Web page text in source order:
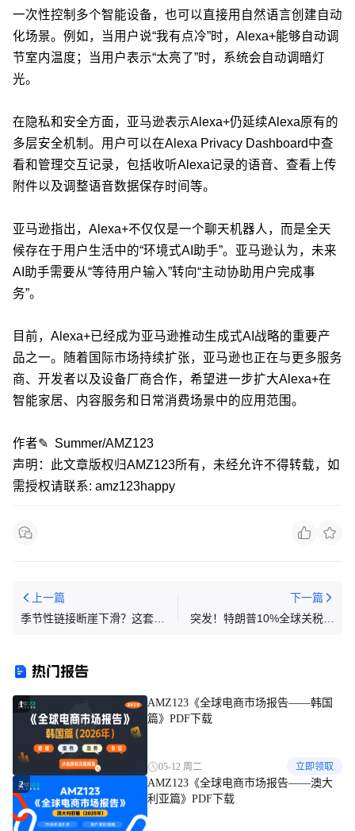
一次性控制多个智能设备，也可以直接用自然语言创建自动
化场景。例如，当用户说“我有点冷”时，Alexa+能够自动调
节室内温度；当用户表示“太亮了”时，系统会自动调暗灯
光。
在隐私和安全方面，亚马逊表示Alexa+仍延续Alexa原有的
多层安全机制。用户可以在Alexa Privacy Dashboard中查
看和管理交互记录，包括收听Alexa记录的语音、查看上传
附件以及调整语音数据保存时间等。
亚马逊指出，Alexa+不仅仅是一个聊天机器人，而是全天
候存在于用户生活中的“环境式AI助手”。亚马逊认为，未来
AI助手需要从“等待用户输入”转向“主动协助用户完成事
务”。
目前，Alexa+已经成为亚马逊推动生成式AI战略的重要产
品之一。随着国际市场持续扩张，亚马逊也正在与更多服务
商、开发者以及设备厂商合作，希望进一步扩大Alexa+在
智能家居、内容服务和日常消费场景中的应用范围。
作者✎ Summer/AMZ123
声明：此文章版权归AMZ123所有，未经允许不得转载，如
需授权请联系: amz123happy
上一篇
季节性链接断崖下滑？这套淡
下一篇
突发！特朗普10%全球关税再
热门报告
1
AMZ123《全球电商市场报告——韩国
篇》PDF下载
05-12 周二 立即领取
2
AMZ123《全球电商市场报告——澳大
利亚篇》PDF下载